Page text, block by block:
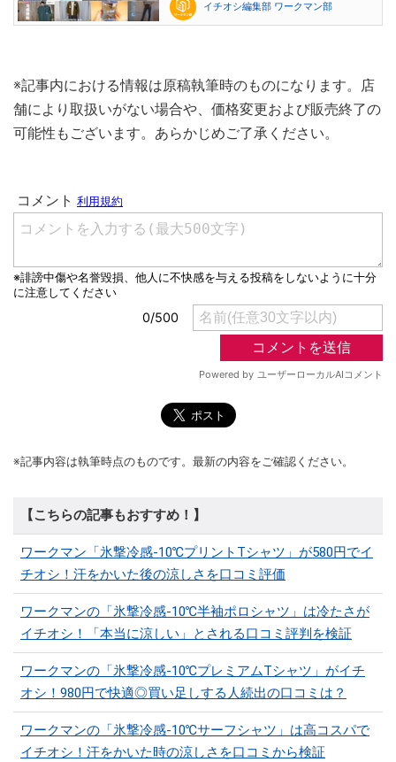
イチオシ編集部 ワークマン部
※記事内における情報は原稿執筆時のものになります。店
舗により取扱いがない場合や、価格変更および販売終了の
可能性もございます。あらかじめご了承ください。
※記事内容は執筆時点のものです。最新の内容をご確認ください。
【こちらの記事もおすすめ！】
ワークマン「氷撃冷感-10℃プリントTシャツ」が580円でイ
チオシ！汗をかいた後の涼しさを口コミ評価
ワークマンの「氷撃冷感-10℃半袖ポロシャツ」は冷たさが
イチオシ！「本当に涼しい」とされる口コミ評判を検証
ワークマンの「氷撃冷感-10℃プレミアムTシャツ」がイチ
オシ！980円で快適◎買い足しする人続出の口コミは？
ワークマンの「氷撃冷感-10℃サーフシャツ」は高コスパで
イチオシ！汗をかいた時の涼しさを口コミから検証